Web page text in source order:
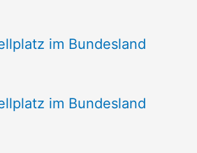
im Bundesland
im Bundesland